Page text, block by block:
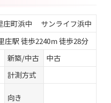
庄町浜中 サンライフ浜中
庄駅 徒歩2240m 徒歩28分
新築/中古
中古
計測方式
向き